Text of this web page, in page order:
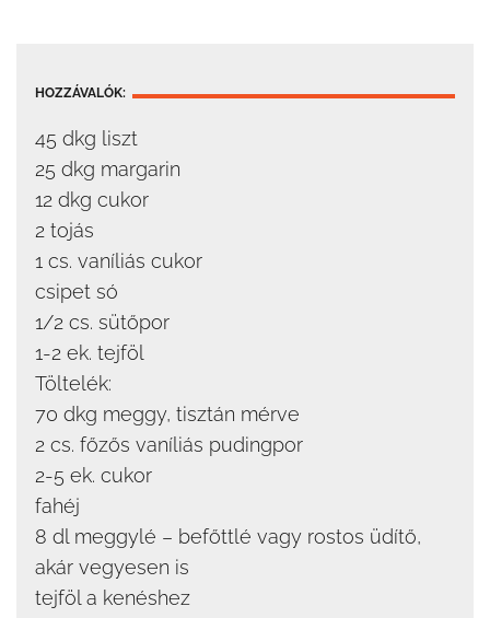
HOZZÁVALÓK:
45 dkg liszt
25 dkg margarin
12 dkg cukor
2 tojás
1 cs. vaníliás cukor
csipet só
1/2 cs. sütőpor
1-2 ek. tejföl
Töltelék:
70 dkg meggy, tisztán mérve
2 cs. főzős vaníliás pudingpor
2-5 ek. cukor
fahéj
8 dl meggylé – befőttlé vagy rostos üdítő,
akár vegyesen is
tejföl a kenéshez